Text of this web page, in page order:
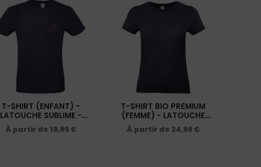
T-SHIRT (ENFANT) -
LATOUCHE SUBLIME -
NAVY - BC03TK
À partir de 19,99 €
T-SHIRT BIO PREMIUM
(FEMME) - LATOUCHE
SUBLIME - NAVY - BC049
À partir de 24,99 €